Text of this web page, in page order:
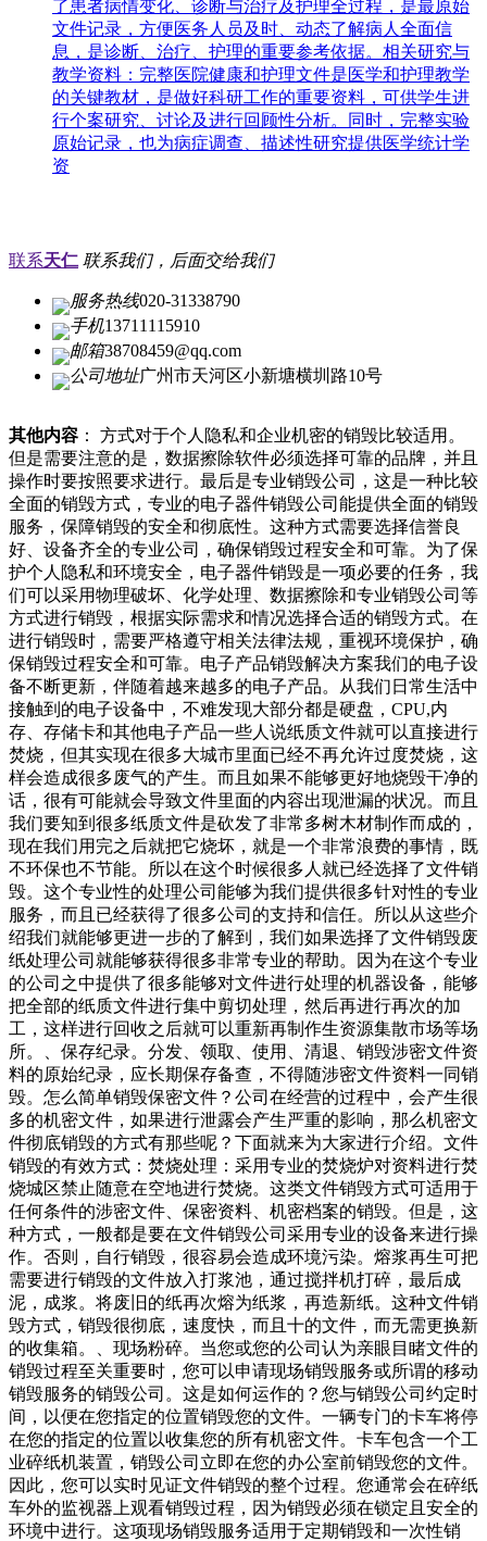
了患者病情变化、诊断与治疗及护理全过程，是最原始
文件记录，方便医务人员及时、动态了解病人全面信
息，是诊断、治疗、护理的重要参考依据。相关研究与
教学资料：完整医院健康和护理文件是医学和护理教学
的关键教材，是做好科研工作的重要资料，可供学生进
行个案研究、讨论及进行回顾性分析。同时，完整实验
原始记录，也为病症调查、描述性研究提供医学统计学
资
联系天仁 联系我们，后面交给我们
服务热线020-31338790
手机13711115910
邮箱38708459@qq.com
公司地址广州市天河区小新塘横圳路10号
其他内容 ： 方式对于个人隐私和企业机密的销毁比较适用。
但是需要注意的是，数据擦除软件必须选择可靠的品牌，并且
操作时要按照要求进行。最后是专业销毁公司，这是一种比较
全面的销毁方式，专业的电子器件销毁公司能提供全面的销毁
服务，保障销毁的安全和彻底性。这种方式需要选择信誉良
好、设备齐全的专业公司，确保销毁过程安全和可靠。为了保
护个人隐私和环境安全，电子器件销毁是一项必要的任务，我
们可以采用物理破坏、化学处理、数据擦除和专业销毁公司等
方式进行销毁，根据实际需求和情况选择合适的销毁方式。在
进行销毁时，需要严格遵守相关法律法规，重视环境保护，确
保销毁过程安全和可靠。电子产品销毁解决方案我们的电子设
备不断更新，伴随着越来越多的电子产品。从我们日常生活中
接触到的电子设备中，不难发现大部分都是硬盘，CPU,内
存、存储卡和其他电子产品一些人说纸质文件就可以直接进行
焚烧，但其实现在很多大城市里面已经不再允许过度焚烧，这
样会造成很多废气的产生。而且如果不能够更好地烧毁干净的
话，很有可能就会导致文件里面的内容出现泄漏的状况。而且
我们要知到很多纸质文件是砍发了非常多树木材制作而成的，
现在我们用完之后就把它烧坏，就是一个非常浪费的事情，既
不环保也不节能。所以在这个时候很多人就已经选择了文件销
毁。这个专业性的处理公司能够为我们提供很多针对性的专业
服务，而且已经获得了很多公司的支持和信任。所以从这些介
绍我们就能够更进一步的了解到，我们如果选择了文件销毁废
纸处理公司就能够获得很多非常专业的帮助。因为在这个专业
的公司之中提供了很多能够对文件进行处理的机器设备，能够
把全部的纸质文件进行集中剪切处理，然后再进行再次的加
工，这样进行回收之后就可以重新再制作生资源集散市场等场
所。、保存纪录。分发、领取、使用、清退、销毁涉密文件资
料的原始纪录，应长期保存备查，不得随涉密文件资料一同销
毁。怎么简单销毁保密文件？公司在经营的过程中，会产生很
多的机密文件，如果进行泄露会产生严重的影响，那么机密文
件彻底销毁的方式有那些呢？下面就来为大家进行介绍。文件
销毁的有效方式：焚烧处理：采用专业的焚烧炉对资料进行焚
烧城区禁止随意在空地进行焚烧。这类文件销毁方式可适用于
任何条件的涉密文件、保密资料、机密档案的销毁。但是，这
种方式，一般都是要在文件销毁公司采用专业的设备来进行操
作。否则，自行销毁，很容易会造成环境污染。熔浆再生可把
需要进行销毁的文件放入打浆池，通过搅拌机打碎，最后成
泥，成浆。将废旧的纸再次熔为纸浆，再造新纸。这种文件销
毁方式，销毁很彻底，速度快，而且十的文件，而无需更换新
的收集箱。、现场粉碎。当您或您的公司认为亲眼目睹文件的
销毁过程至关重要时，您可以申请现场销毁服务或所谓的移动
销毁服务的销毁公司。这是如何运作的？您与销毁公司约定时
间，以便在您指定的位置销毁您的文件。一辆专门的卡车将停
在您的指定的位置以收集您的所有机密文件。卡车包含一个工
业碎纸机装置，销毁公司立即在您的办公室前销毁您的文件。
因此，您可以实时见证文件销毁的整个过程。您通常会在碎纸
车外的监视器上观看销毁过程，因为销毁必须在锁定且安全的
环境中进行。这项现场销毁服务适用于定期销毁和一次性销